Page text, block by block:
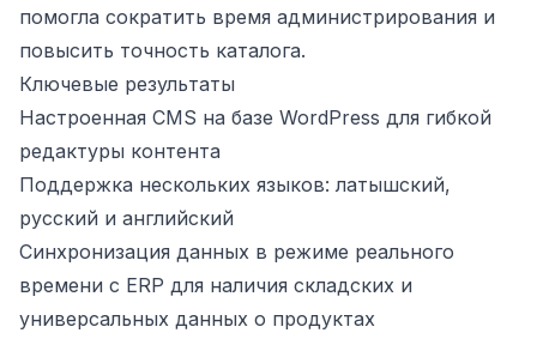
помогла сократить время администрирования и
повысить точность каталога.
Ключевые результаты
Настроенная CMS на базе WordPress для гибкой
редактуры контента
Поддержка нескольких языков: латышский,
русский и английский
Синхронизация данных в режиме реального
времени с ERP для наличия складских и
универсальных данных о продуктах